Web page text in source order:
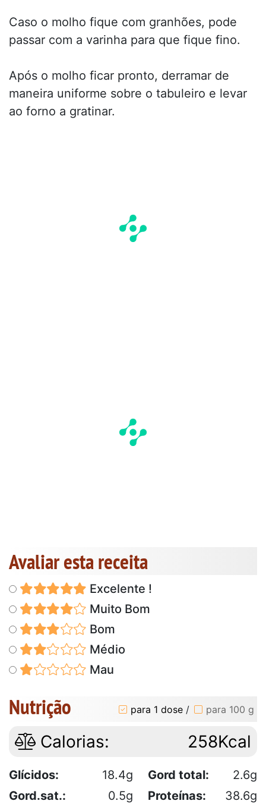
Caso o molho fique com granhões, pode
passar com a varinha para que fique fino.
Após o molho ficar pronto, derramar de
maneira uniforme sobre o tabuleiro e levar
ao forno a gratinar.
Avaliar esta receita
Excelente !
Muito Bom
Bom
Médio
Mau
Nutrição para 1 dose / para 100 g
Calorias: 258Kcal
Glícidos: 18.4g Gord total:
2.6g
Gord.sat.:
0.5g Proteínas:
38.6g